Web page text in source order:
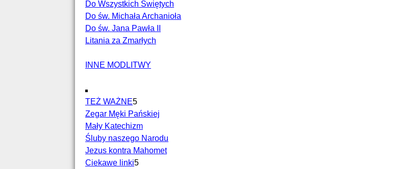
Do Wszystkich Świętych
Do św. Michała Archanioła
Do św. Jana Pawła II
Litania za Zmarłych
INNE MODLITWY
TEŻ WAŻNE5
Zegar Męki Pańskiej
Mały Katechizm
Śluby naszego Narodu
Jezus kontra Mahomet
Ciekawe linki5